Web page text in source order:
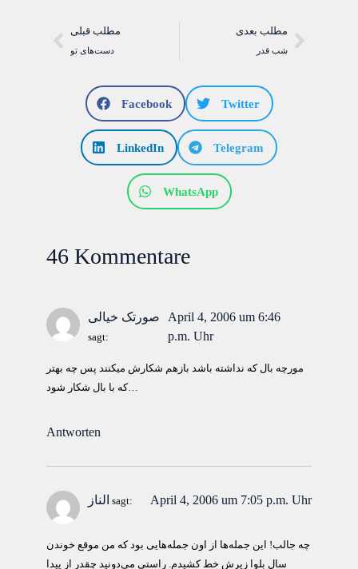
مطلب قبلی
دست‌های تو
مطلب بعدی
شب قدر
Facebook Twitter
LinkedIn Telegram
WhatsApp
46 Kommentare
صورتک خیالی
sagt:
April 4, 2006 um 6:46
p.m. Uhr
مورچه بال كه نداشته باشد بازهم شكارش ميكنند پس چه بهتر
كه با بال شكار شود…
Antworten
الناز sagt: April 4, 2006 um 7:05 p.m. Uhr
چه جالب! این جمله‌ها از اون جمله‌هایی بود که من موقع خوندن
سال بلوا زیرش خط کشیدم. راستی می‌دونید چقدر از پیدا